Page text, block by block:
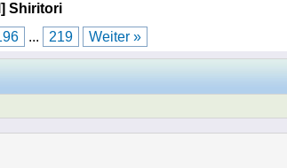
Shiritori
... 219 Weiter »